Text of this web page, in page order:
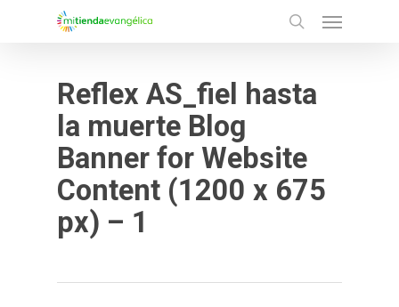
Reflex AS_fiel hasta
la muerte Blog
Banner for Website
Content (1200 x 675
px) – 1